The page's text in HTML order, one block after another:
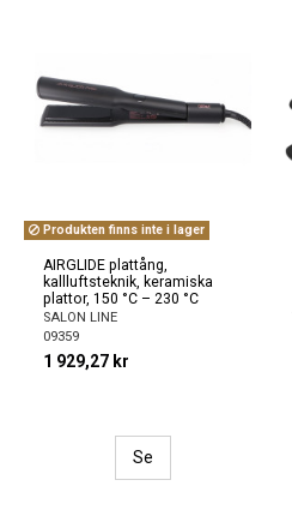
Produkten finns inte i lager
AIRGLIDE plattång,
kallluftsteknik, keramiska
plattor, 150 °C – 230 °C
SALON LINE
09359
1 929,27 kr
Se